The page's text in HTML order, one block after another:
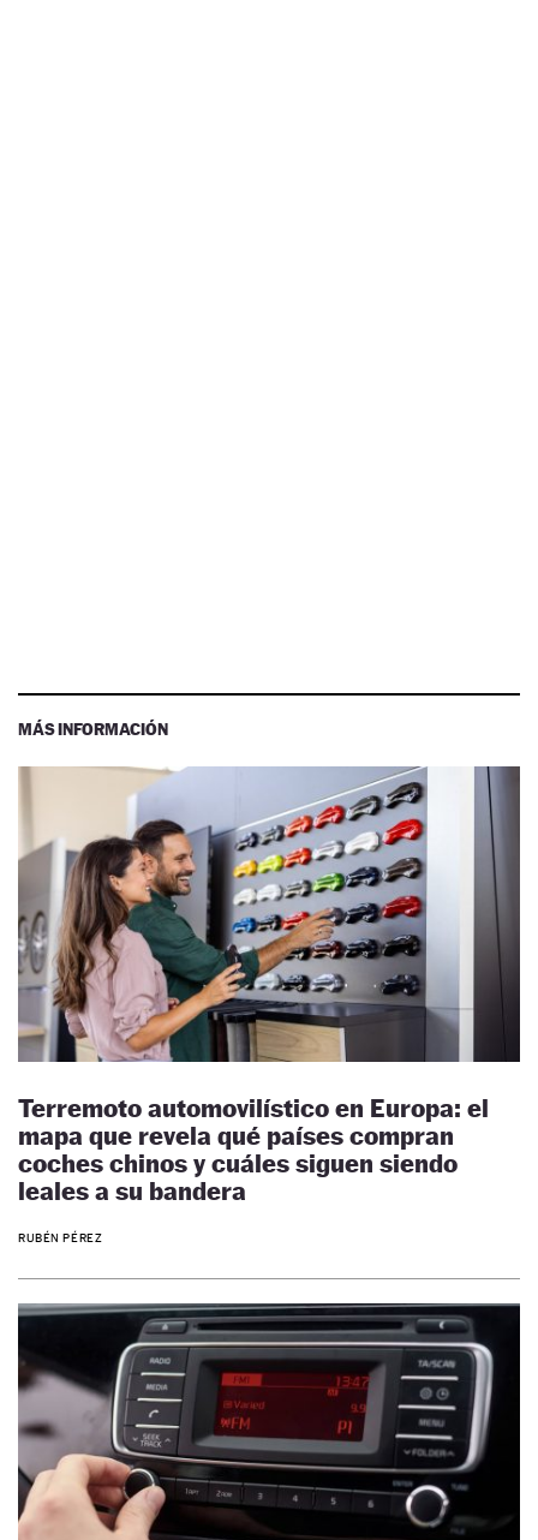
MÁS INFORMACIÓN
Terremoto automovilístico en Europa: el
mapa que revela qué países compran
coches chinos y cuáles siguen siendo
leales a su bandera
RUBÉN PÉREZ